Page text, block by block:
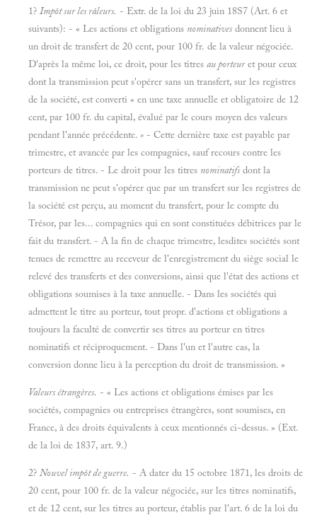
1? Impôt sur les râleurs. - Extr. de la loi du 23 juin 18S7 (Art. 6 et
suivants): - « Les actions et obligations nominatives donnent lieu à
un droit de transfert de 20 cent, pour 100 fr. de la valeur négociée.
D'après la même loi, ce droit, pour les titres au porteuret pour ceux
dont la transmission peut s'opérer sans un transfert, sur les registres
de la société, est converti « en une taxe annuelle et obligatoire de 12
cent, par 100 fr. du capital, évalué par le cours moyen des valeurs
pendant l'année précédente. » - Cette dernière taxe est payable par
trimestre, et avancée par les compagnies, sauf recours contre les
porteurs de titres. - Le droit pour les titres nominatifs dont la
transmission ne peut s'opérer que par un transfert sur les registres de
la société est perçu, au moment du transfert, pour le compte du
Trésor, par les... compagnies qui en sont constituées débitrices par le
fait du transfert. - A la fin de chaque trimestre, lesdites sociétés sont
tenues de remettre au receveur de l'enregistrement du siège social le
relevé des transferts et des conversions, ainsi que l'état des actions et
obligations soumises à la taxe annuelle. - Dans les sociétés qui
admettent le titre au porteur, tout propr. d'actions et obligations a
toujours la faculté de convertir ses titres au porteur en titres
nominatifs et réciproquement. - Dans l'un et l'autre cas, la
conversion donne lieu à la perception du droit de transmission. »
Valeurs étrangères. - « Les actions et obligations émises par les
sociétés, compagnies ou entreprises étrangères, sont soumises, en
France, à des droits équivalents à ceux mentionnés ci-dessus. » (Ext.
de la loi de 1837, art. 9.)
2? Nouvel impôt de guerre. - A dater du 15 octobre 1871, les droits de
20 cent, pour 100 fr. de la valeur négociée, sur les titres nominatifs,
et de 12 cent, sur les titres au porteur, établis par l'art. 6 de la loi du